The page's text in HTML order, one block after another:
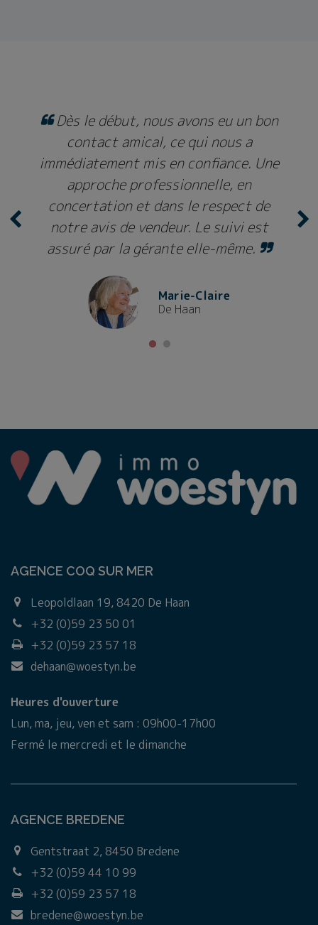
avons eu un bon
qui nous a
confiance. Une
en
le respect de
Le suivi est
elle-même.
Excellentes
professionnelles et
les niveaux.
AGENCE COQ SUR MER
Leopoldlaan 19, 8420 De Haan
+32 (0)59 23 50 01
+32 (0)59 23 57 18
dehaan@woestyn.be
Heures d'ouverture
Lun, ma, jeu, ven et sam : 09h00-17h00
Fermé le mercredi et le dimanche
AGENCE BREDENE
Gentstraat 2, 8450 Bredene
+32 (0)59 44 10 99
+32 (0)59 23 57 18
bredene@woestyn.be